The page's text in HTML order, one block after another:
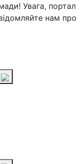
Увага, портал
нам про